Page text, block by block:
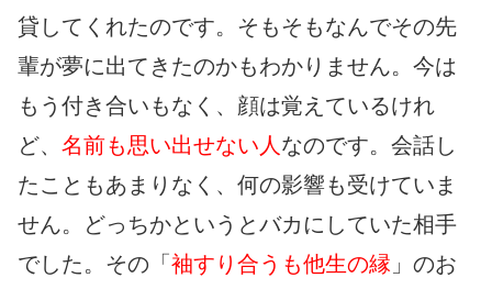
貸してくれたのです。そもそもなんでその先
輩が夢に出てきたのかもわかりません。今は
もう付き合いもなく、顔は覚えているけれ
ど、 名前も思い出せない人 なのです。会話し
たこともあまりなく、何の影響も受けていま
せん。どっちかというとバカにしていた相手
でした。その「袖すり合うも他生の縁 」のお